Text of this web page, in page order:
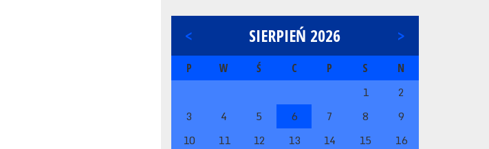
< SIERPIEŃ 2026 >
P W Ś C P S N
1
2
3
4 5 6 7 8
9
10
11 12 13 14 15
16